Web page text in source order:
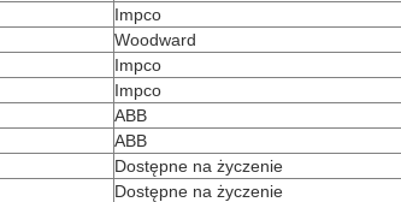
Impco
Woodward
Impco
Impco
ABB
ABB
Dostępne na życzenie
Dostępne na życzenie